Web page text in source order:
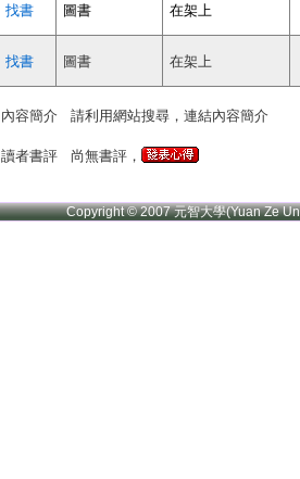
找書 圖書 在架上
找書 圖書 在架上
內容簡介 請利用網站搜尋，連結內容簡介
讀者書評 尚無書評，
Copyright © 2007 元智大學(Yuan Ze